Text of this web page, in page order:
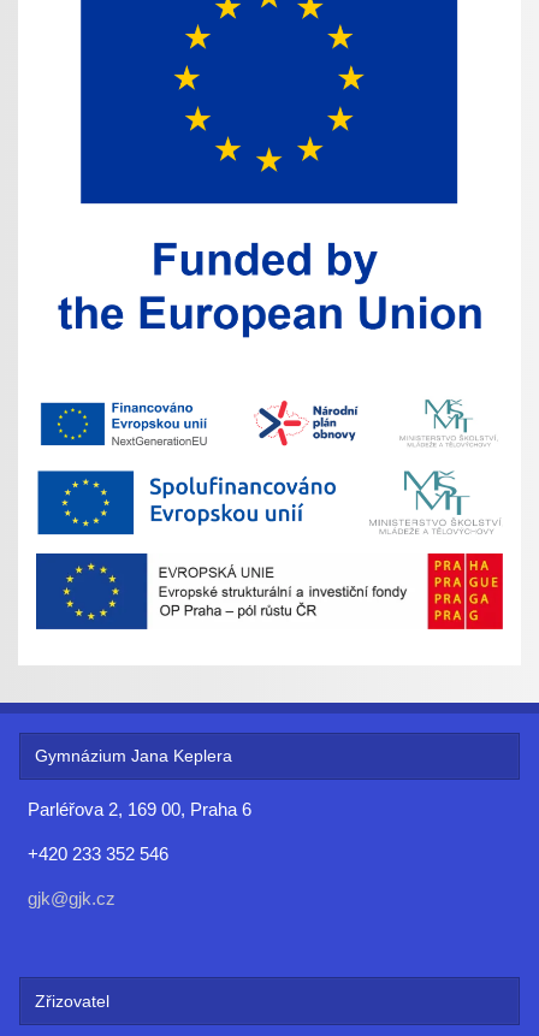
Gymnázium Jana Keplera
Parléřova 2, 169 00, Praha 6
+420 233 352 546
gjk@gjk.cz
Zřizovatel